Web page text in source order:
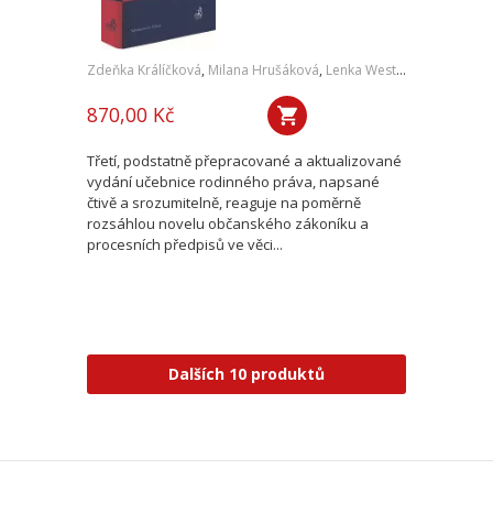
Zdeňka Králíčková, Milana Hrušáková, Lenka Westphalová
870,00 Kč
Třetí, podstatně přepracované a aktualizované
vydání učebnice rodinného práva, napsané
čtivě a srozumitelně, reaguje na poměrně
rozsáhlou novelu občanského zákoníku a
procesních předpisů ve věci...
Dalších 10 produktů